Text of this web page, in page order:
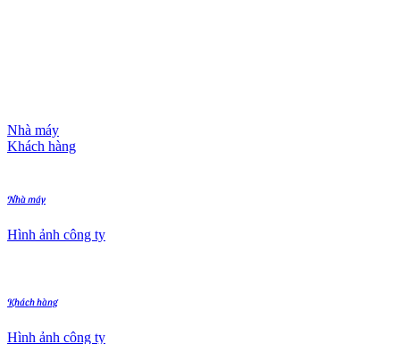
Nhà máy
Khách hàng
Nhà máy
Hình ảnh công ty
Khách hàng
Hình ảnh công ty